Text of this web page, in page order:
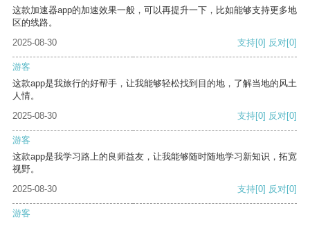
这款加速器app的加速效果一般，可以再提升一下，比如能够支持更多地
区的线路。
2025-08-30
支持[0] 反对[0]
游客
这款app是我旅行的好帮手，让我能够轻松找到目的地，了解当地的风土
人情。
2025-08-30
支持[0] 反对[0]
游客
这款app是我学习路上的良师益友，让我能够随时随地学习新知识，拓宽
视野。
2025-08-30
支持[0] 反对[0]
游客